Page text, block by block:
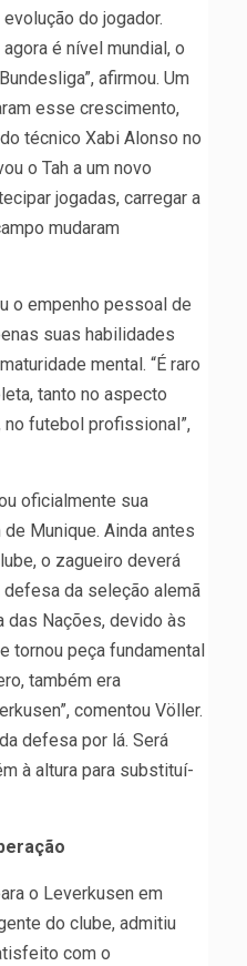
do jogador.
é nível mundial, o
afirmou. Um
esse crescimento,
técnico Xabi Alonso no
o Tah a um novo
jogadas, carregar a
mudaram
o empenho pessoal de
suas habilidades
mental. “É raro
tanto no aspecto
futebol profissional”,
oficialmente sua
Munique. Ainda antes
o zagueiro deverá
da seleção alemã
das Nações, devido às
tornou peça fundamental
também era
comentou Völler.
defesa por lá. Será
à altura para substituí-
o Leverkusen em
do clube, admitiu
com o